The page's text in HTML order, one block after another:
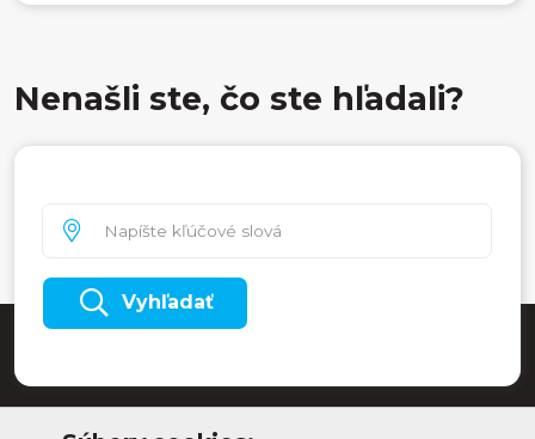
Nenašli ste, čo ste hľadali?
Vyhľadať